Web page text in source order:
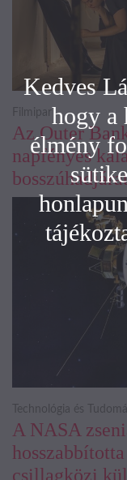
Az Outer
napfényes
Filmipar
A NASA
csillagközi
Technológia és
Kedves
hogy a
élmény